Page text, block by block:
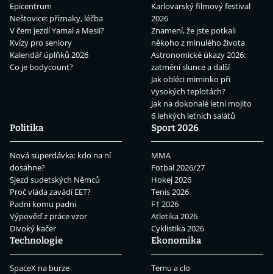
Epicentrum
Neštovice: příznaky, léčba
V čem jezdí Yamal a Mesii?
Kvízy pro seniory
Kalendář úplňků 2026
Co je bodycount?
Karlovarský filmový festival
2026
Znamení, že jste potkali
někoho z minulého života
Astronomické úkazy 2026:
zatmění slunce a další
Jak obléci miminko při
vysokých teplotách?
Jak na dokonalé letní mojito
6 lehkých letních salátů
Politika
Nová superdávka: kdo na ní
dosáhne?
Sjezd sudetských Němců
Proč vláda zavádí EET?
Padni komu padni
Výpověď z práce vzor
Divoký kačer
Sport 2026
MMA
Fotbal 2026/27
Hokej 2026
Tenis 2026
F1 2026
Atletika 2026
Cyklistika 2026
Technologie
SpaceX na burze
Ekonomika
Temu a clo